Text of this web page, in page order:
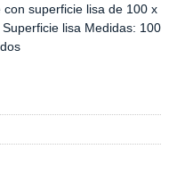
superficie lisa de 100 x
lisa Medidas: 100